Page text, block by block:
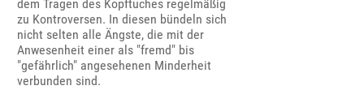
dem Tragen des Kopftuches regelmäßig
zu Kontroversen. In diesen bündeln sich
nicht selten alle Ängste, die mit der
Anwesenheit einer als "fremd" bis
"gefährlich" angesehenen Minderheit
verbunden sind.